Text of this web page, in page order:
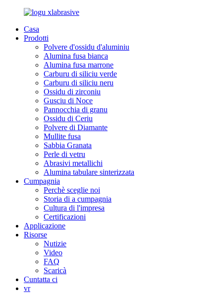
Casa
Prodotti
Polvere d'ossidu d'aluminiu
Alumina fusa bianca
Alumina fusa marrone
Carburu di siliciu verde
Carburu di siliciu neru
Ossidu di zirconiu
Gusciu di Noce
Pannocchia di granu
Ossidu di Ceriu
Polvere di Diamante
Mullite fusa
Sabbia Granata
Perle di vetru
Abrasivi metallichi
Alumina tabulare sinterizzata
Cumpagnia
Perchè sceglie noi
Storia di a cumpagnia
Cultura di l'impresa
Certificazioni
Applicazione
Risorse
Nutizie
Video
FAQ
Scaricà
Cuntatta ci
vr